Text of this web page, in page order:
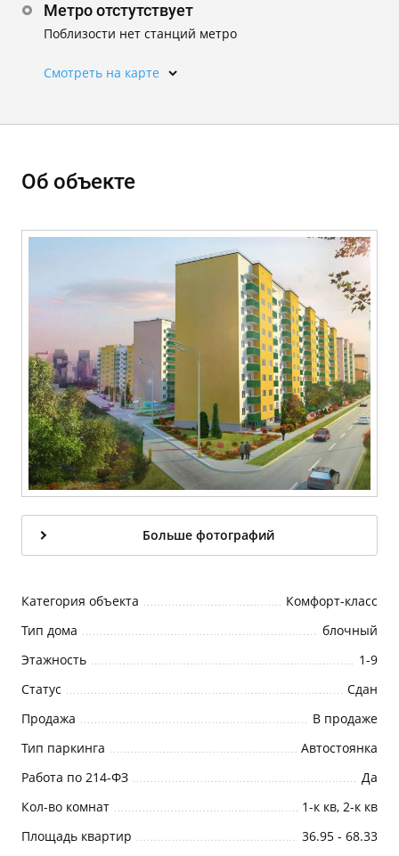
Метро отстутствует
Поблизости нет станций метро
Смотреть на карте
Об объекте
Больше фотографий
Категория объекта
Комфорт-класс
Тип дома
блочный
Этажность
1-9
Статус
Cдан
Продажа
В продаже
Тип паркинга
Автостоянка
Работа по 214-ФЗ
Да
Кол-во комнат
1-к кв, 2-к кв
Площадь квартир
36.95 - 68.33